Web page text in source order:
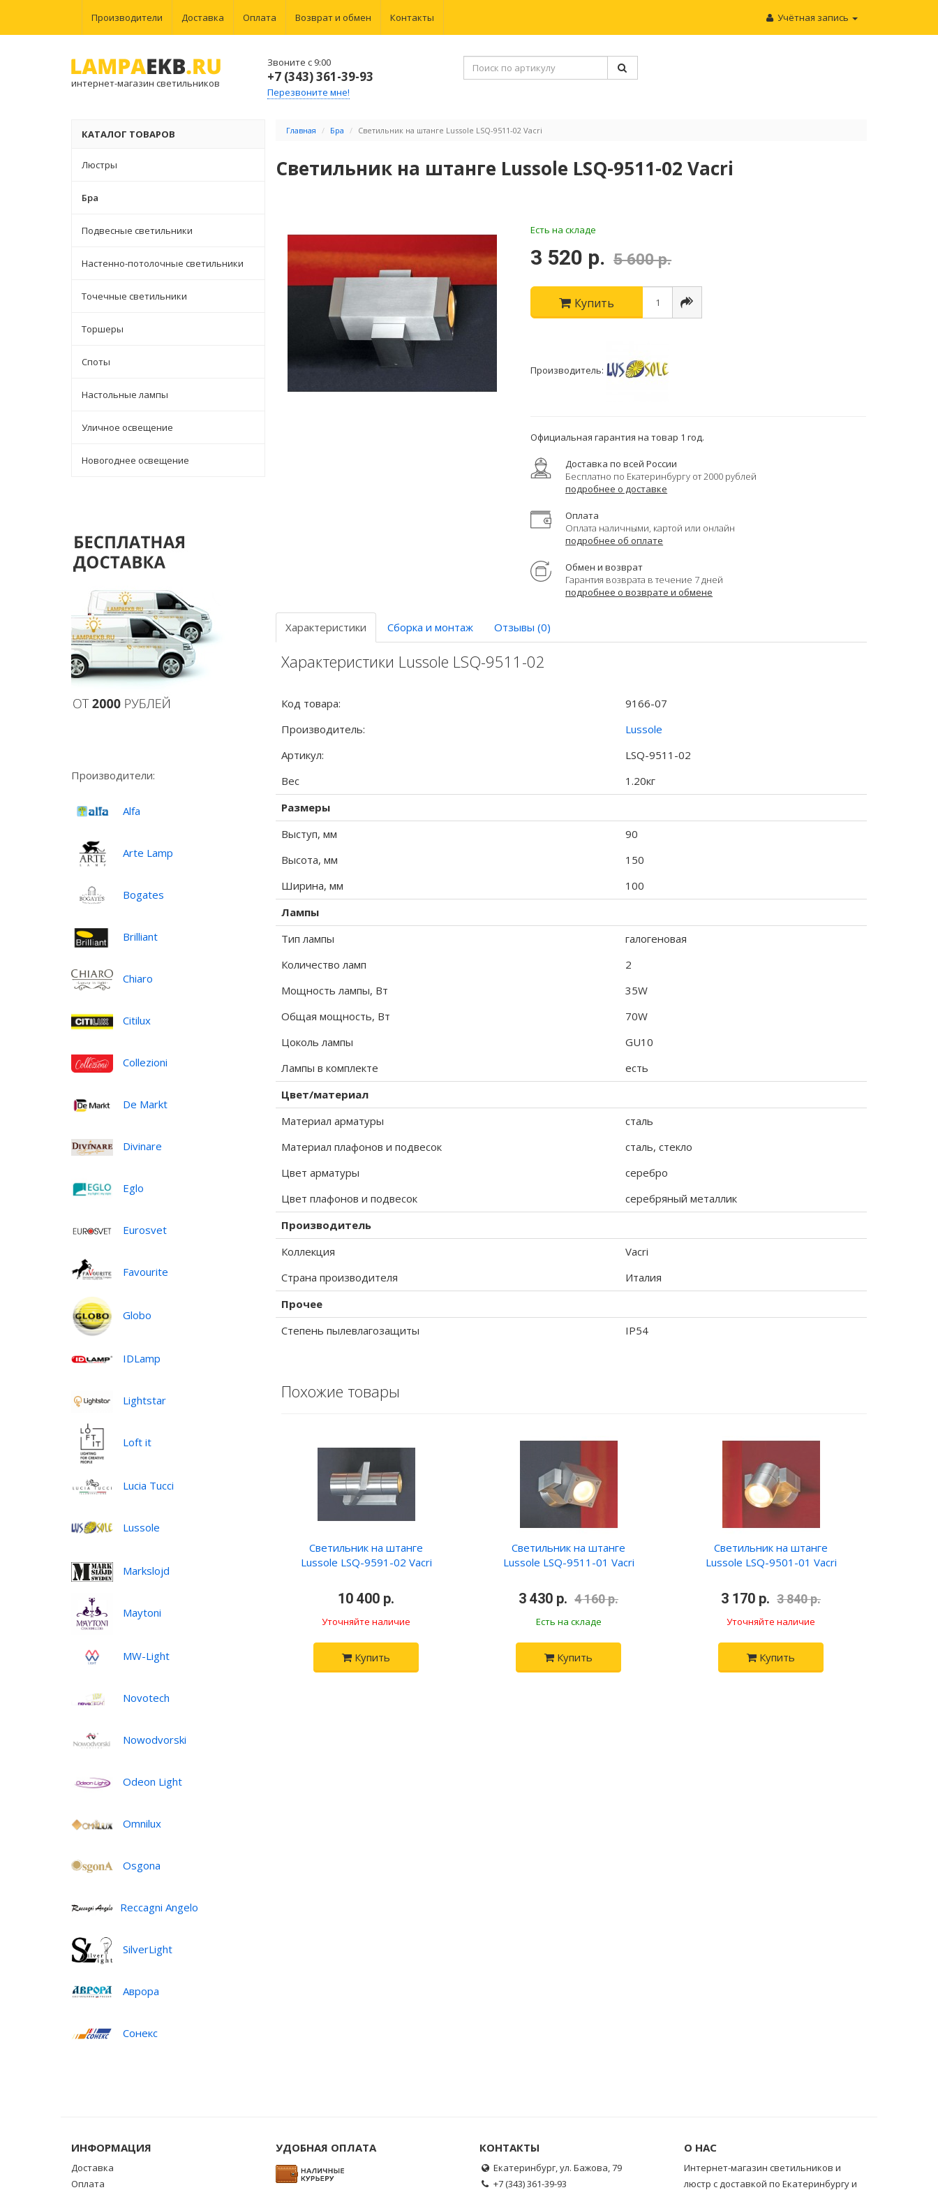
Производители Доставка Оплата Возврат и обмен Контакты Учётная запись
интернет-магазин светильников
Звоните с 9:00
+7 (343) 361-39-93
Перезвоните мне!
КАТАЛОГ ТОВАРОВ
Люстры
Бра
Подвесные светильники
Настенно-потолочные светильники
Точечные светильники
Торшеры
Споты
Настольные лампы
Уличное освещение
Новогоднее освещение
Производители:
Alfa
Arte Lamp
Bogates
Brilliant
Chiaro
Citilux
Collezioni
De Markt
Divinare
Eglo
Eurosvet
Favourite
Globo
IDLamp
Lightstar
Loft it
Lucia Tucci
Lussole
Markslojd
Maytoni
MW-Light
Novotech
Nowodvorski
Odeon Light
Omnilux
Osgona
Reccagni Angelo
SilverLight
Аврора
Сонекс
Главная Бра Светильник на штанге Lussole LSQ-9511-02 Vacri
Светильник на штанге Lussole LSQ-9511-02 Vacri
Есть на складе
3 520 р. 5 600 р.
Купить
Производитель:
Официальная гарантия на товар 1 год.
Доставка по всей России
Бесплатно по Екатеринбургу от 2000 рублей
подробнее о доставке
Оплата
Оплата наличными, картой или онлайн
подробнее об оплате
Обмен и возврат
Гарантия возврата в течение 7 дней
подробнее о возврате и обмене
Характеристики Сборка и монтаж Отзывы (0)
Характеристики Lussole LSQ-9511-02
Код товара:
9166-07
Производитель:
Lussole
Артикул:
LSQ-9511-02
Вес
1.20кг
Размеры
Выступ, мм
90
Высота, мм
150
Ширина, мм
100
Лампы
Тип лампы
галогеновая
Количество ламп
2
Мощность лампы, Вт
35W
Общая мощность, Вт
70W
Цоколь лампы
GU10
Лампы в комплекте
есть
Цвет/материал
Материал арматуры
сталь
Материал плафонов и подвесок
сталь, стекло
Цвет арматуры
серебро
Цвет плафонов и подвесок
серебряный металлик
Производитель
Коллекция
Vacri
Страна производителя
Италия
Прочее
Степень пылевлагозащиты
IP54
Похожие товары
Светильник на штанге
Lussole LSQ-9591-02 Vacri
10 400 р.
Уточняйте наличие
Купить
Светильник на штанге
Lussole LSQ-9511-01 Vacri
3 430 р. 4 160 р.
Есть на складе
Купить
Светильник на штанге
Lussole LSQ-9501-01 Vacri
3 170 р. 3 840 р.
Уточняйте наличие
Купить
ИНФОРМАЦИЯ
Доставка
Оплата
УДОБНАЯ ОПЛАТА КОНТАКТЫ
Екатеринбург, ул. Бажова, 79
+7 (343) 361-39-93
О НАС
Интернет-магазин светильников и
люстр с доставкой по Екатеринбургу и